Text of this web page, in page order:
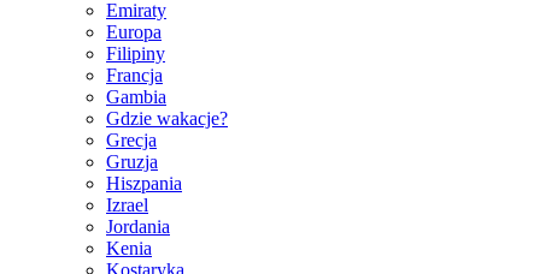
Emiraty
Europa
Filipiny
Francja
Gambia
Gdzie wakacje?
Grecja
Gruzja
Hiszpania
Izrael
Jordania
Kenia
Kostaryka